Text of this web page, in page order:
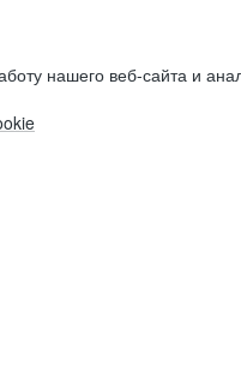
нашего веб-сайта и